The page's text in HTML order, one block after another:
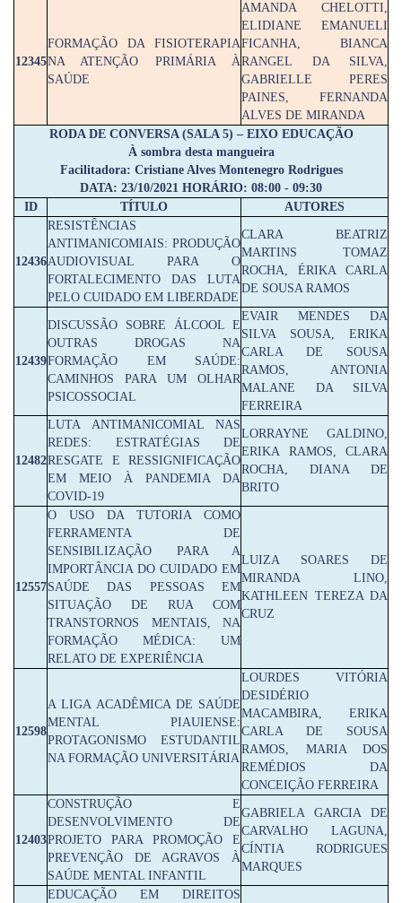
12345
FORMAÇÃO DA FISIOTERAPIA
NA ATENÇÃO PRIMÁRIA À
SAÚDE
AMANDA CHELOTTI,
ELIDIANE EMANUELI
FICANHA, BIANCA
RANGEL DA SILVA,
GABRIELLE PERES
PAINES, FERNANDA
ALVES DE MIRANDA
RODA DE CONVERSA (SALA 5) – EIXO EDUCAÇÃO
À sombra desta mangueira
Facilitadora: Cristiane Alves Montenegro Rodrigues
DATA: 23/10/2021 HORÁRIO: 08:00 - 09:30
ID
TÍTULO AUTORES
12436
RESISTÊNCIAS
ANTIMANICOMIAIS: PRODUÇÃO
AUDIOVISUAL PARA O
FORTALECIMENTO DAS LUTA
PELO CUIDADO EM LIBERDADE
CLARA BEATRIZ
MARTINS TOMAZ
ROCHA, ÉRIKA CARLA
DE SOUSA RAMOS
12439
DISCUSSÃO SOBRE ÁLCOOL E
OUTRAS DROGAS NA
FORMAÇÃO EM SAÚDE:
CAMINHOS PARA UM OLHAR
PSICOSSOCIAL
EVAIR MENDES DA
SILVA SOUSA, ERIKA
CARLA DE SOUSA
RAMOS, ANTONIA
MALANE DA SILVA
FERREIRA
12482
LUTA ANTIMANICOMIAL NAS
REDES: ESTRATÉGIAS DE
RESGATE E RESSIGNIFICAÇÃO
EM MEIO À PANDEMIA DA
COVID-19
LORRAYNE GALDINO,
ERIKA RAMOS, CLARA
ROCHA, DIANA DE
BRITO
12557
O USO DA TUTORIA COMO
FERRAMENTA DE
SENSIBILIZAÇÃO PARA A
IMPORTÂNCIA DO CUIDADO EM
SAÚDE DAS PESSOAS EM
SITUAÇÃO DE RUA COM
TRANSTORNOS MENTAIS, NA
FORMAÇÃO MÉDICA: UM
RELATO DE EXPERIÊNCIA
LUIZA SOARES DE
MIRANDA LINO,
KATHLEEN TEREZA DA
CRUZ
12598
A LIGA ACADÊMICA DE SAÚDE
MENTAL PIAUIENSE:
PROTAGONISMO ESTUDANTIL
NA FORMAÇÃO UNIVERSITÁRIA
LOURDES VITÓRIA
DESIDÉRIO
MACAMBIRA, ERIKA
CARLA DE SOUSA
RAMOS, MARIA DOS
REMÉDIOS DA
CONCEIÇÃO FERREIRA
12403
CONSTRUÇÃO E
DESENVOLVIMENTO DE
PROJETO PARA PROMOÇÃO E
PREVENÇÃO DE AGRAVOS À
SAÚDE MENTAL INFANTIL
GABRIELA GARCIA DE
CARVALHO LAGUNA,
CÍNTIA RODRIGUES
MARQUES
EDUCAÇÃO EM DIREITOS